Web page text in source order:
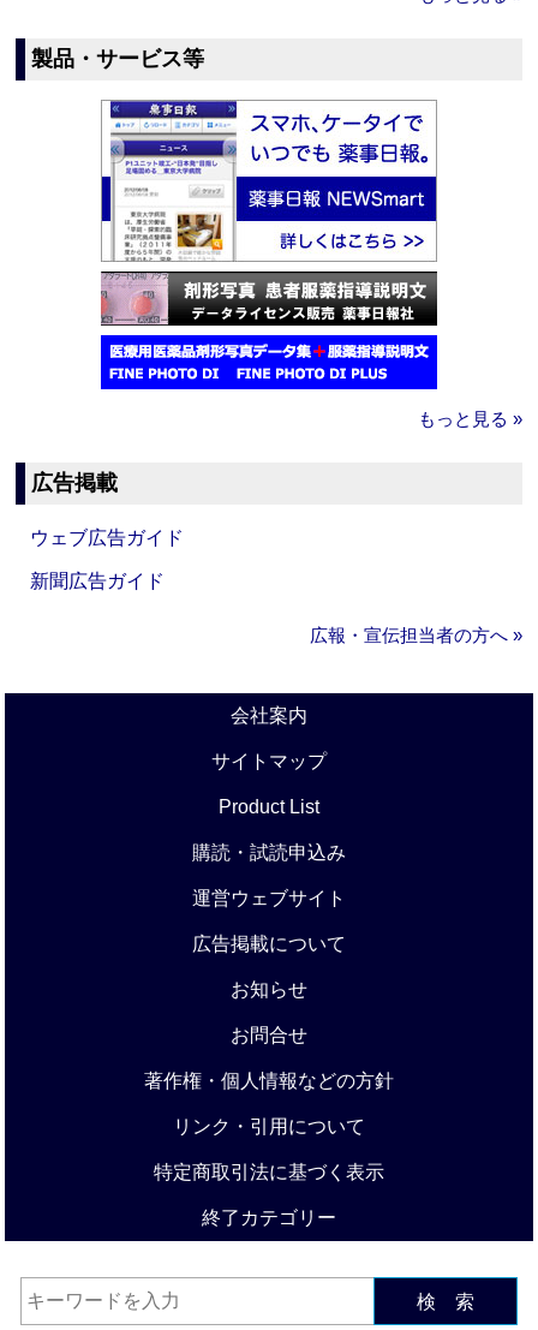
製品・サービス等
もっと見る »
広告掲載
ウェブ広告ガイド
新聞広告ガイド
広報・宣伝担当者の方へ »
会社案内
サイトマップ
Product List
購読・試読申込み
運営ウェブサイト
広告掲載について
お知らせ
お問合せ
著作権・個人情報などの方針
リンク・引用について
特定商取引法に基づく表示
終了カテゴリー
検 索